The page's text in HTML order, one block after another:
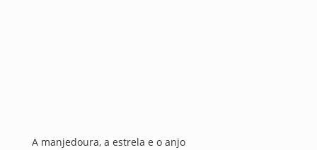
A manjedoura, a estrela e o anjo